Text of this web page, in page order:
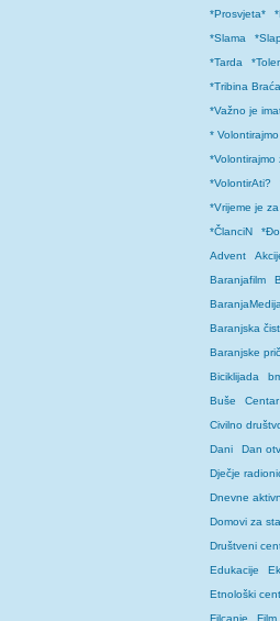
*Prosvjeta*
*Slama
*Slap
*Tarda
*Tribina
*Važno je
* Volontirajmo
*Volontirajmo
*VolontirAti?
*Vrijeme je
*ČlanciN
Advent
Baranjafilm
BaranjaMedija
Baranjska
Baranjske
Biciklijada
Buše
Civilno
Dani
Dan
Dječje
Dnevne
Domovi za
Društveni
Edukacije
Etnološki
Filcanje
Film